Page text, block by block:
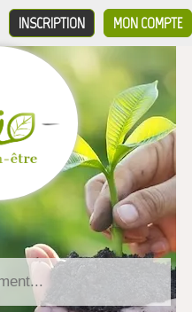
MON COMPTE
INSCRIPTION